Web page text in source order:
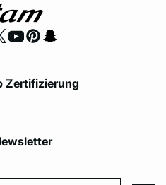
Zertifizierung